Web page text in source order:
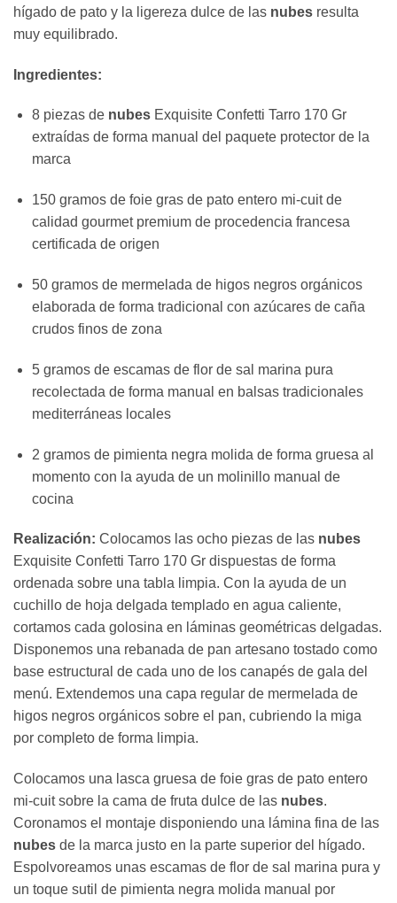
hígado de pato y la ligereza dulce de las nubes resulta
muy equilibrado.
Ingredientes:
8 piezas de nubesExquisite Confetti Tarro 170 Gr
extraídas de forma manual del paquete protector de la
marca
150 gramos de foie gras de pato entero mi-cuit de
calidad gourmet premium de procedencia francesa
certificada de origen
50 gramos de mermelada de higos negros orgánicos
elaborada de forma tradicional con azúcares de caña
crudos finos de zona
5 gramos de escamas de flor de sal marina pura
recolectada de forma manual en balsas tradicionales
mediterráneas locales
2 gramos de pimienta negra molida de forma gruesa al
momento con la ayuda de un molinillo manual de
cocina
Realización: Colocamos las ocho piezas de las nubes
Exquisite Confetti Tarro 170 Gr dispuestas de forma
ordenada sobre una tabla limpia. Con la ayuda de un
cuchillo de hoja delgada templado en agua caliente,
cortamos cada golosina en láminas geométricas delgadas.
Disponemos una rebanada de pan artesano tostado como
base estructural de cada uno de los canapés de gala del
menú. Extendemos una capa regular de mermelada de
higos negros orgánicos sobre el pan, cubriendo la miga
por completo de forma limpia.
Colocamos una lasca gruesa de foie gras de pato entero
mi-cuit sobre la cama de fruta dulce de las nubes.
Coronamos el montaje disponiendo una lámina fina de las
nubes de la marca justo en la parte superior del hígado.
Espolvoreamos unas escamas de flor de sal marina pura y
un toque sutil de pimienta negra molida manual por